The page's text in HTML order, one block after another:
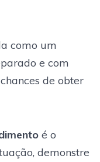
como um
e com
de obter
é o
demonstre